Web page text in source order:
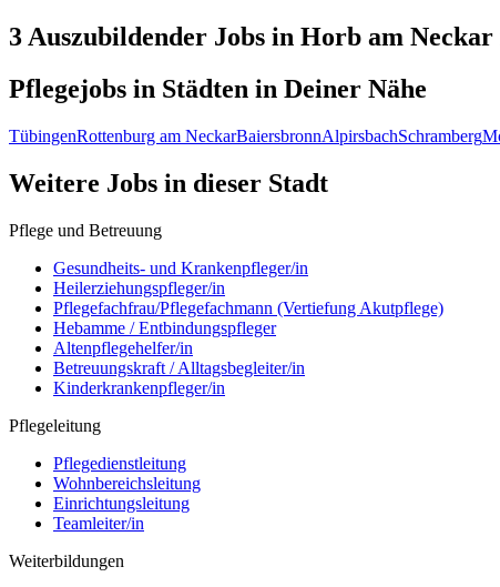
3 Auszubildender Jobs in Horb am Neckar
Pflegejobs in Städten in Deiner Nähe
TübingenRottenburg am NeckarBaiersbronnAlpirsbachSchramberg
Weitere Jobs in dieser Stadt
Pflege und Betreuung
Gesundheits- und Krankenpfleger/in
Heilerziehungspfleger/in
Pflegefachfrau/Pflegefachmann (Vertiefung Akutpflege)
Hebamme / Entbindungspfleger
Altenpflegehelfer/in
Betreuungskraft / Alltagsbegleiter/in
Kinderkrankenpfleger/in
Pflegeleitung
Pflegedienstleitung
Wohnbereichsleitung
Einrichtungsleitung
Teamleiter/in
Weiterbildungen